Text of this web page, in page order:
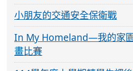
小朋友的交通安全保衛戰
In My Homeland—我的家
畫比賽